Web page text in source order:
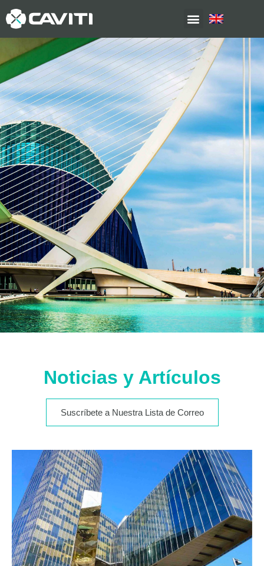
Noticias y Artículos
Suscríbete a Nuestra Lista de Correo